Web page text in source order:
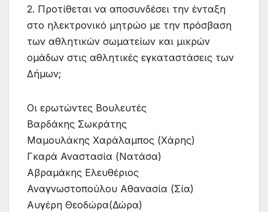
2. Προτίθεται να αποσυνδέσει την ένταξη
στο ηλεκτρονικό μητρώο με την πρόσβαση
των αθλητικών σωματείων και μικρών
ομάδων στις αθλητικές εγκαταστάσεις των
Δήμων;
Οι ερωτώντες Βουλευτές
Βαρδάκης Σωκράτης
Μαμουλάκης Χαράλαμπος (Χάρης)
Γκαρά Αναστασία (Νατάσα)
Αβραμάκης Ελευθέριος
Αναγνωστοπούλου Αθανασία (Σία)
Αυγέρη Θεοδώρα(Δώρα)